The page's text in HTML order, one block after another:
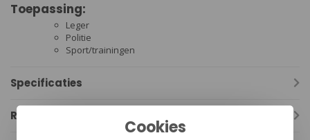
Toepassing:
Leger
Politie
Sport/trainingen
Specificaties
Reviews
Cookies